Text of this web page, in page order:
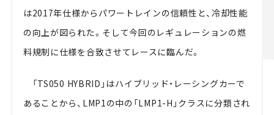
は2017年仕様からパワートレインの信頼性と、冷却性能
の向上が図られた。そして今回のレギュレーションの燃
料規制に仕様を合致させてレースに臨んだ。
「TS050 HYBRID」はハイブリッド・レーシングカーで
あることから、LMP1の中の「LMP1-H」クラスに分類され